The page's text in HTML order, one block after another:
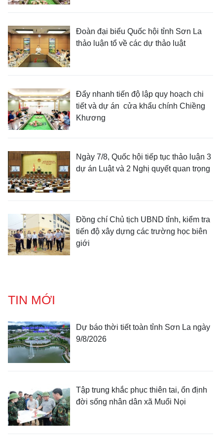
Đoàn đại biểu Quốc hội tỉnh Sơn La
thảo luận tổ về các dự thảo luật
Đẩy nhanh tiến độ lập quy hoạch chi
tiết và dự án cửa khẩu chính Chiềng
Khương
Ngày 7/8, Quốc hội tiếp tục thảo luận 3
dự án Luật và 2 Nghị quyết quan trọng
Đồng chí Chủ tịch UBND tỉnh, kiểm tra
tiến độ xây dựng các trường học biên
giới
TIN MỚI
Dự báo thời tiết toàn tỉnh Sơn La ngày
9/8/2026
Tập trung khắc phục thiên tai, ổn định
đời sống nhân dân xã Muổi Nọi